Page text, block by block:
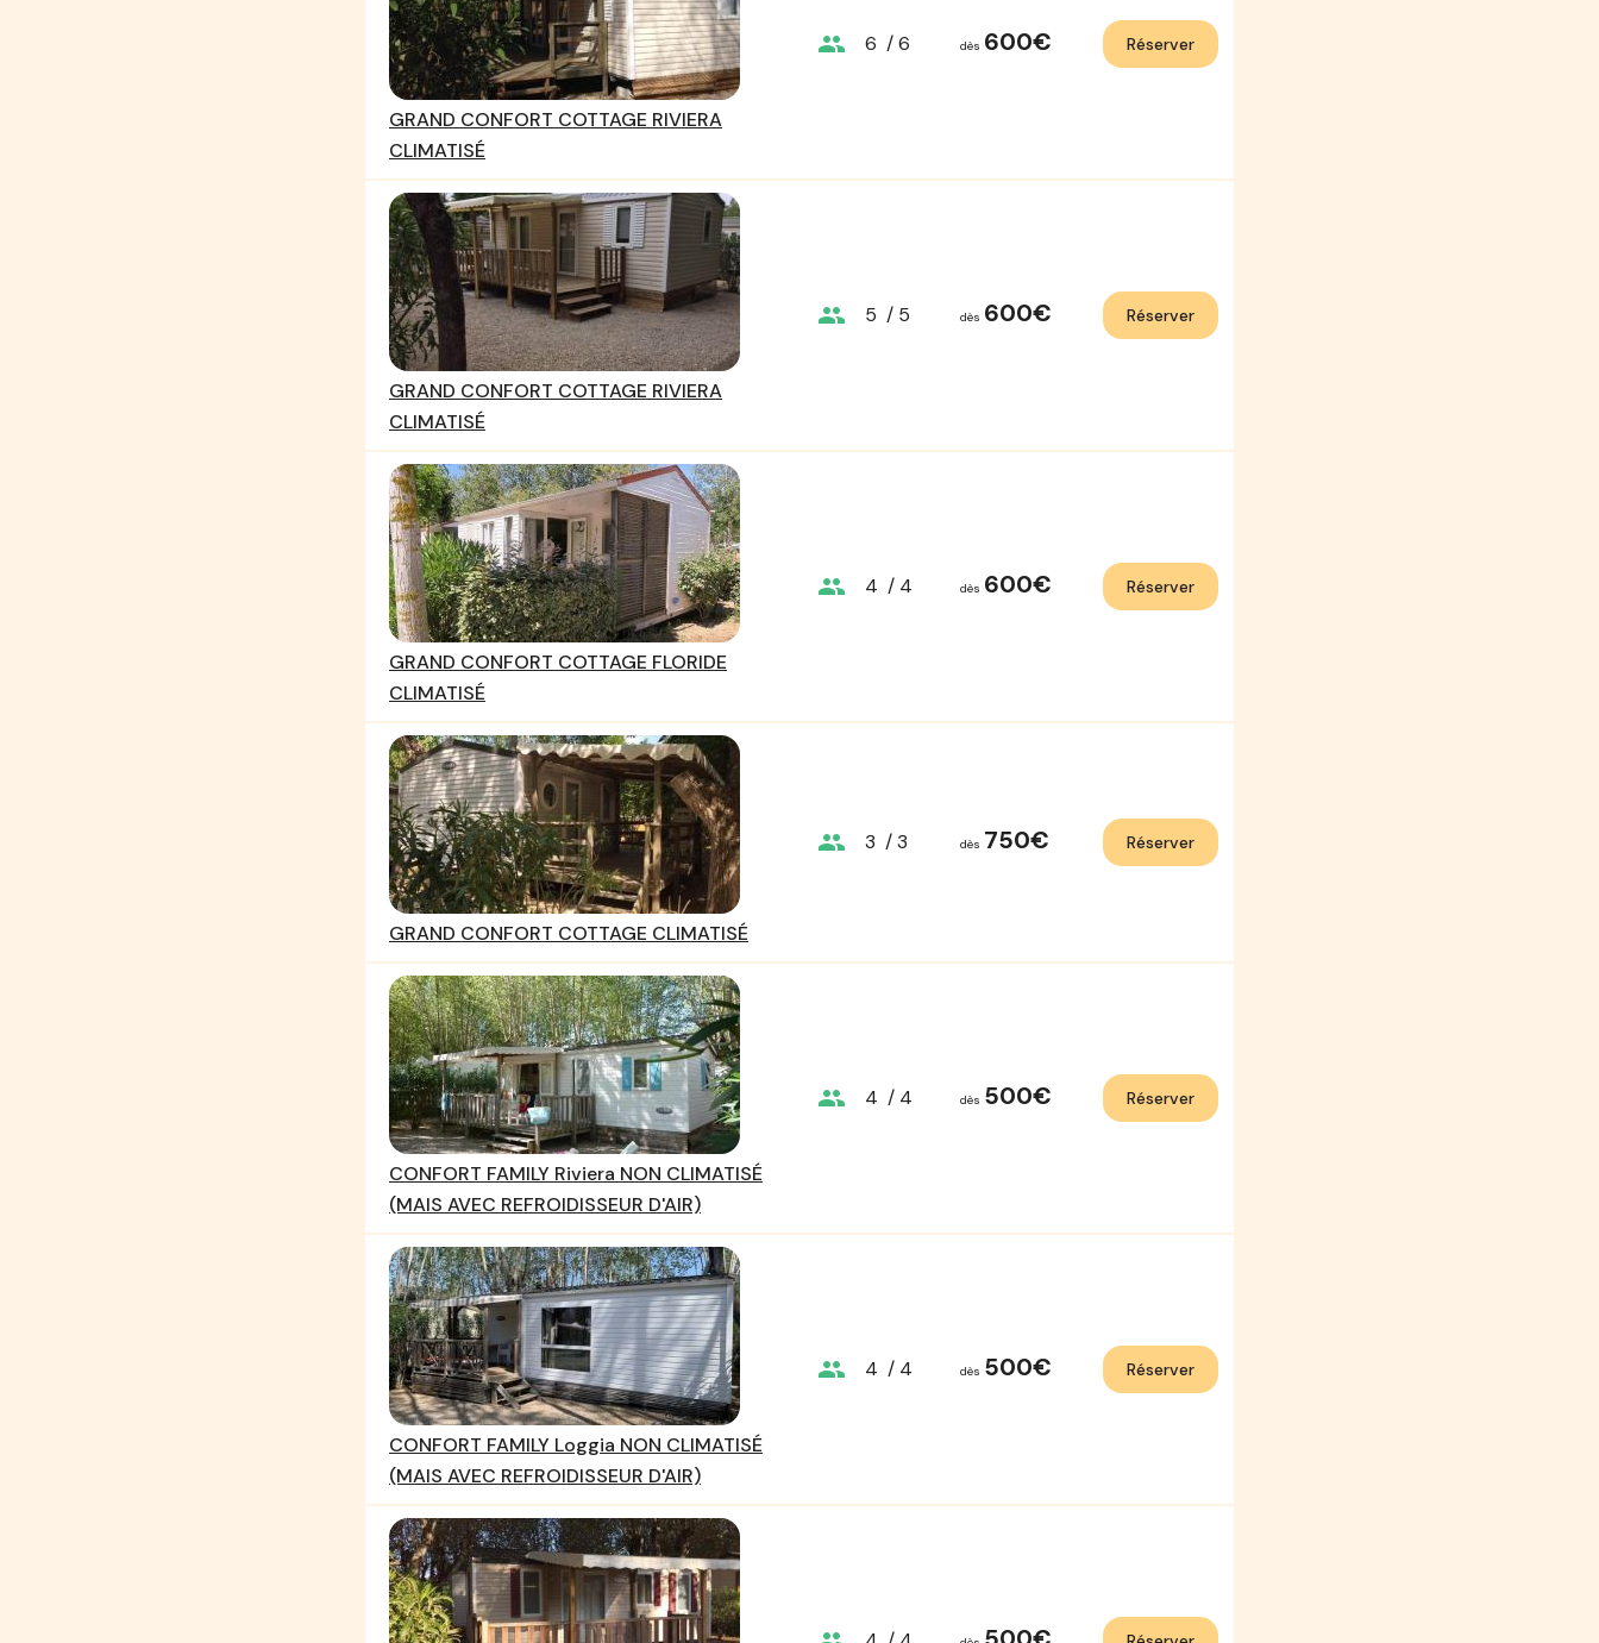
GRAND CONFORT COTTAGE RIVIERA
CLIMATISÉ
group 6 / 6 dès 600€ Réserver
GRAND CONFORT COTTAGE RIVIERA
CLIMATISÉ
group 5 / 5 dès 600€ Réserver
GRAND CONFORT COTTAGE FLORIDE
CLIMATISÉ
group 4 / 4 dès 600€ Réserver
GRAND CONFORT COTTAGE CLIMATISÉ
group 3 / 3 dès 750€ Réserver
CONFORT FAMILY Riviera NON CLIMATISÉ
(MAIS AVEC REFROIDISSEUR D'AIR)
group 4 / 4 dès 500€ Réserver
CONFORT FAMILY Loggia NON CLIMATISÉ
(MAIS AVEC REFROIDISSEUR D'AIR)
group 4 / 4 dès 500€ Réserver